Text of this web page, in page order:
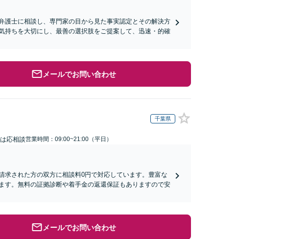
護士に相談し、専門家の目から見た事実認定とその解決方
ちを大切にし、最善の選択肢をご提案して、迅速・的確
メールでお問い合わせ
千葉県
応相談営業時間：09:00~21:00（平日）
求された方の双方に相談料0円で対応しています。豊富な
。無料の証拠診断や着手金の返還保証もありますので安
メールでお問い合わせ